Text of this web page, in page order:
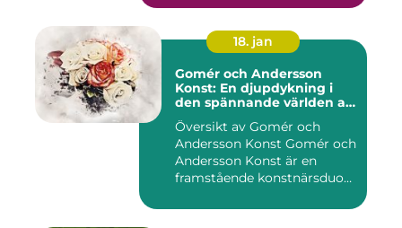
18. jan
Gomér och Andersson
Konst: En djupdykning i
den spännande världen av
konst
Översikt av Gomér och
Andersson Konst Gomér och
Andersson Konst är en
framstående konstnärsduo